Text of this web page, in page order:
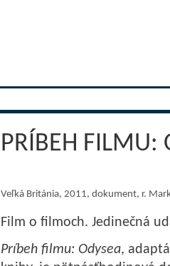
PRÍBEH FILMU:
Veľká Británia, 2011, dokument, r.
Film o filmoch. Jedinečná
Príbeh filmu: Odysea,